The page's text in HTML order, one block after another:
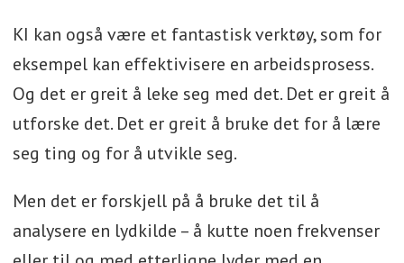
KI kan også være et fantastisk verktøy, som for
eksempel kan effektivisere en arbeidsprosess.
Og det er greit å leke seg med det. Det er greit å
utforske det. Det er greit å bruke det for å lære
seg ting og for å utvikle seg.
Men det er forskjell på å bruke det til å
analysere en lydkilde – å kutte noen frekvenser